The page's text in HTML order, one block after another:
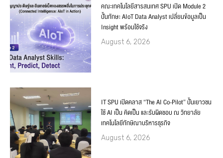
คณะเทคโนโลยีสารสนเทศ SPU เปิด Module 2
ปั้นทักษะ AIoT Data Analyst เปลี่ยนข้อมูลเป็น
Insight พร้อมใช้จริง
August 6, 2026
IT SPU เปิดคลาส “The AI Co-Pilot” ปั้นเยาวชน
ใช้ AI เป็น คิดเป็น และรับผิดชอบ ณ วิทยาลัย
เทคโนโลยีทักษิณาบริหารธุรกิจ
August 6, 2026